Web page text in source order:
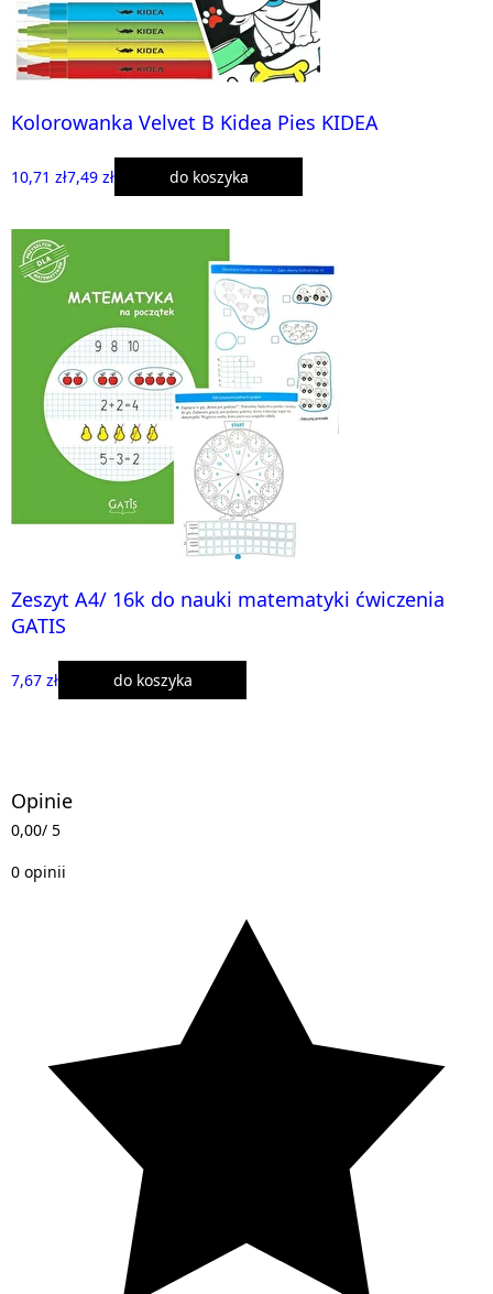
Kolorowanka Velvet B Kidea Pies KIDEA
10,71 zł7,49 zł do koszyka
Zeszyt A4/ 16k do nauki matematyki ćwiczenia
GATIS
7,67 zł do koszyka
Opinie
0,00/ 5
0 opinii